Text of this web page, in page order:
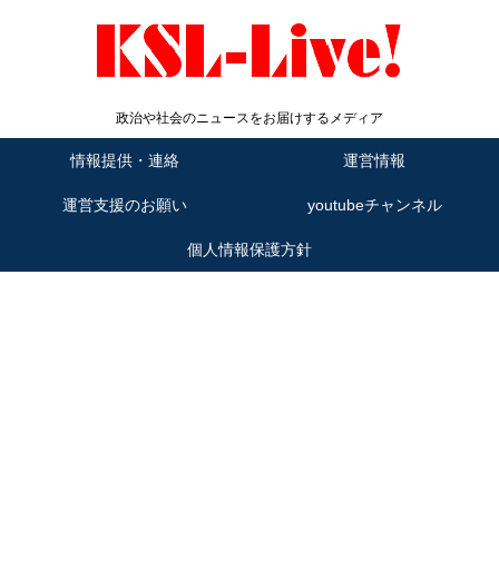
政治や社会のニュースをお届けするメディア
情報提供・連絡 運営情報
運営支援のお願い youtubeチャンネル
個人情報保護方針